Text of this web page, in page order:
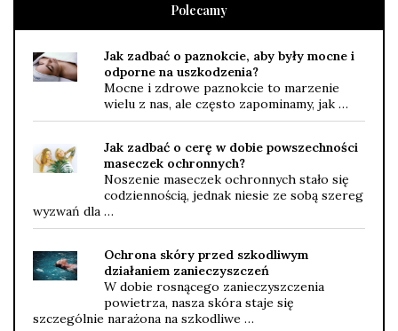
Polecamy
Jak zadbać o paznokcie, aby były mocne i
odporne na uszkodzenia?
Mocne i zdrowe paznokcie to marzenie
wielu z nas, ale często zapominamy, jak …
Jak zadbać o cerę w dobie powszechności
maseczek ochronnych?
Noszenie maseczek ochronnych stało się
codziennością, jednak niesie ze sobą szereg
wyzwań dla …
Ochrona skóry przed szkodliwym
działaniem zanieczyszczeń
W dobie rosnącego zanieczyszczenia
powietrza, nasza skóra staje się
szczególnie narażona na szkodliwe …